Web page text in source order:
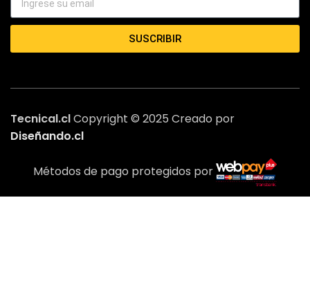
SUSCRIBIR
Tecnical.clCopyright © 2025 Creado por
Diseñando.cl
Métodos de pago protegidos por